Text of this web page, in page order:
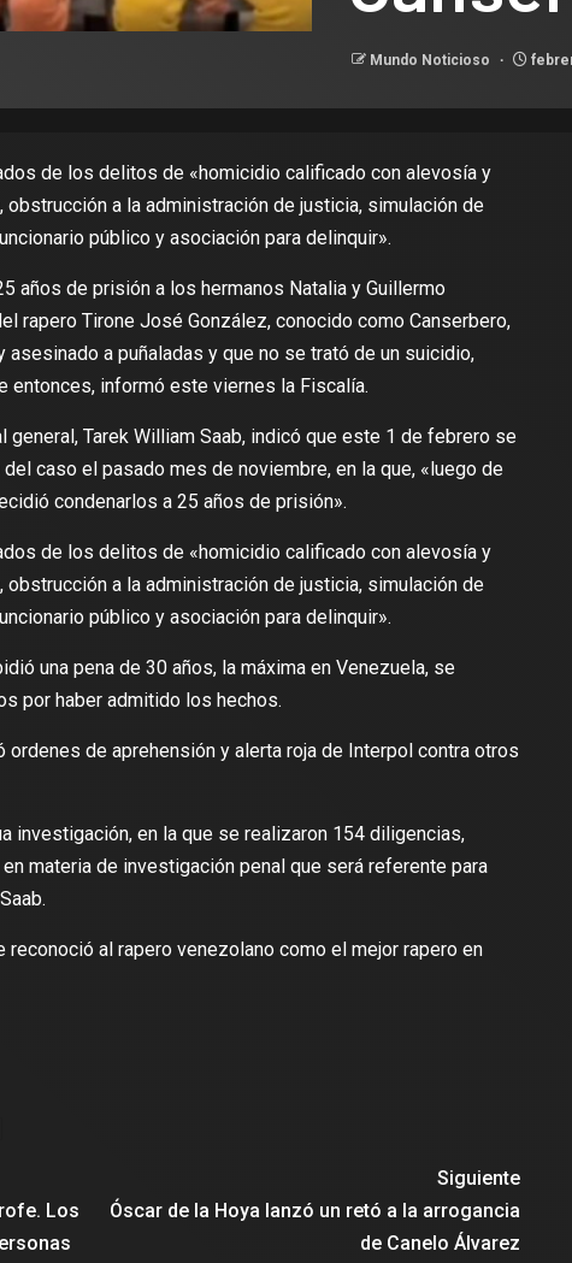
Mundo Noticioso
de los delitos de «homicidio calificado con alevosía y
a la administración de justicia, simulación de
público y asociación para delinquir».
años de prisión a los hermanos Natalia y Guillermo
rapero Tirone José González, conocido como Canserbero,
a puñaladas y que no se trató de un suicidio,
entonces, informó este viernes la Fiscalía.
general, Tarek William Saab, indicó que este 1 de febrero se
caso el pasado mes de noviembre, en la que, «luego de
condenarlos a 25 años de prisión».
de los delitos de «homicidio calificado con alevosía y
a la administración de justicia, simulación de
público y asociación para delinquir».
una pena de 30 años, la máxima en Venezuela, se
por haber admitido los hechos.
de aprehensión y alerta roja de Interpol contra otros
investigación, en la que se realizaron 154 diligencias,
materia de investigación penal que será referente para
reconoció al rapero venezolano como el mejor rapero en
Los
Siguiente
Óscar de la Hoya lanzó un retó a la arrogancia
de Canelo Álvarez